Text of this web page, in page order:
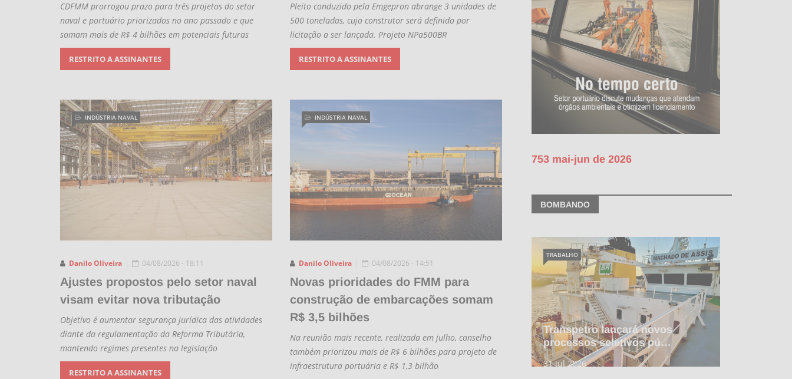
CDFMM prorrogou prazo para três projetos do setor
naval e portuário priorizados no ano passado e que
somam mais de R$ 4 bilhões em potenciais futuras
RESTRITO A ASSINANTES
Pleito conduzido pela Emgepron abrange 3 unidades de
500 toneladas, cujo construtor será definido por
licitação a ser lançada. Projeto NPa500BR
RESTRITO A ASSINANTES
Danilo Oliveira
INDÚSTRIA NAVAL
04/08/2026 - 18:11
Ajustes propostos pelo setor naval
visam evitar nova tributação
Objetivo é aumentar segurança jurídica das atividades
diante da regulamentação da Reforma Tributária,
mantendo regimes presentes na legislação
RESTRITO A ASSINANTES
Danilo Oliveira
INDÚSTRIA NAVAL
04/08/2026 - 14:51
Novas prioridades do FMM para
construção de embarcações somam
R$ 3,5 bilhões
Na reunião mais recente, realizada em julho, conselho
também priorizou mais de R$ 6 bilhões para projeto de
infraestrutura portuária e R$ 1,3 bilhão
753 mai-jun de 2026
BOMBANDO
Transpetro lançará novos
processos seletivos pú…
31 Jul 2026
TRABALHO